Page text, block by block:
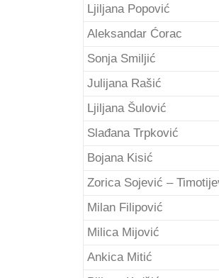
Ljiljana Popović
Aleksandar Ćorac
Sonja Smiljić
Julijana Rašić
Ljiljana Šulović
Slađana Trpković
Bojana Kisić
Zorica Sojević –
Milan Filipović
Milica Mijović
Ankica Mitić